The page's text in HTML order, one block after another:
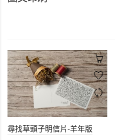
尋找草頭子明信片-羊年版